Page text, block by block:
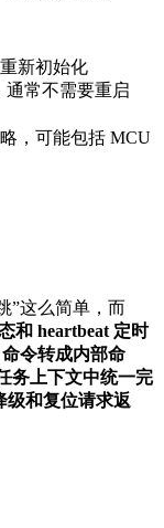
新初始化
通常不需要重启
，可能包括 MCU
”这么简单，而
和 heartbeat 定时
令转成内部命
务上下文中统一完
级和复位请求返